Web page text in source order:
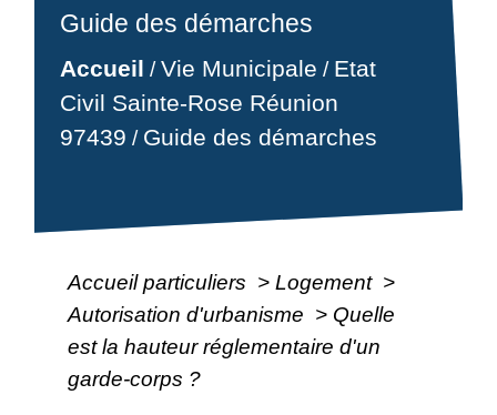
Guide des démarches
Accueil /Vie Municipale / Etat
Civil Sainte-Rose Réunion
97439 / Guide des démarches
Accueil particuliers > Logement >
Autorisation d'urbanisme > Quelle
est la hauteur réglementaire d'un
garde-corps ?